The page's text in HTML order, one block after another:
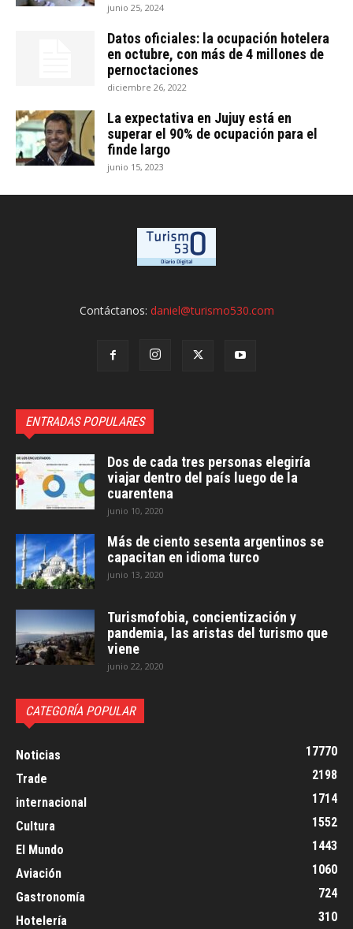
junio 25, 2024
Datos oficiales: la ocupación hotelera
en octubre, con más de 4 millones de
pernoctaciones
diciembre 26, 2022
La expectativa en Jujuy está en
superar el 90% de ocupación para el
finde largo
junio 15, 2023
Contáctanos: daniel@turismo530.com
ENTRADAS POPULARES
Dos de cada tres personas elegiría
viajar dentro del país luego de la
cuarentena
junio 10, 2020
Más de ciento sesenta argentinos se
capacitan en idioma turco
junio 13, 2020
Turismofobia, concientización y
pandemia, las aristas del turismo que
viene
junio 22, 2020
CATEGORÍA POPULAR
Noticias
17770
Trade
2198
internacional
1714
Cultura
1552
El Mundo
1443
Aviación
1060
Gastronomía
724
Hotelería
310